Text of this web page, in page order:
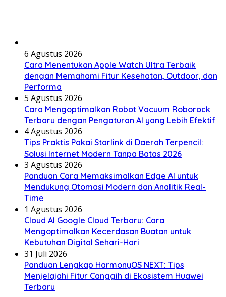
6 Agustus 2026
Cara Menentukan Apple Watch Ultra Terbaik
dengan Memahami Fitur Kesehatan, Outdoor, dan
Performa
5 Agustus 2026
Cara Mengoptimalkan Robot Vacuum Roborock
Terbaru dengan Pengaturan AI yang Lebih Efektif
4 Agustus 2026
Tips Praktis Pakai Starlink di Daerah Terpencil:
Solusi Internet Modern Tanpa Batas 2026
3 Agustus 2026
Panduan Cara Memaksimalkan Edge AI untuk
Mendukung Otomasi Modern dan Analitik Real-
Time
1 Agustus 2026
Cloud AI Google Cloud Terbaru: Cara
Mengoptimalkan Kecerdasan Buatan untuk
Kebutuhan Digital Sehari-Hari
31 Juli 2026
Panduan Lengkap HarmonyOS NEXT: Tips
Menjelajahi Fitur Canggih di Ekosistem Huawei
Terbaru